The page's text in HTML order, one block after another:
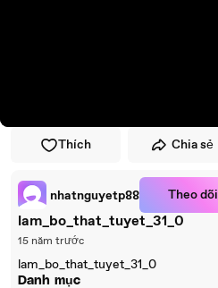
Thích Chia sẻ
nhatnguyetp88 Theo dõi
lam_bo_that_tuyet_31_0
15 năm trước
lam_bo_that_tuyet_31_0
Danh mục